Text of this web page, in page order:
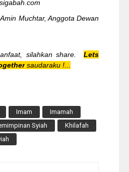
Anggota Dewan
silahkan share. Lets
saudaraku !...
Imam
Imamah
Syiah
Khilafah